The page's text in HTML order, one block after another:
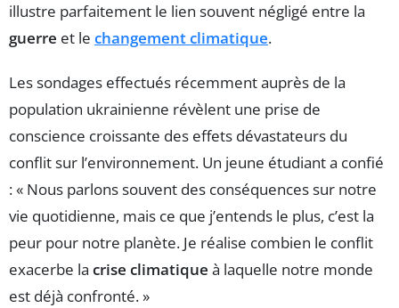
illustre parfaitement le lien souvent négligé entre la
guerre et le changement climatique.
Les sondages effectués récemment auprès de la
population ukrainienne révèlent une prise de
conscience croissante des effets dévastateurs du
conflit sur l’environnement. Un jeune étudiant a confié
: « Nous parlons souvent des conséquences sur notre
vie quotidienne, mais ce que j’entends le plus, c’est la
peur pour notre planète. Je réalise combien le conflit
exacerbe la crise climatique à laquelle notre monde
est déjà confronté. »